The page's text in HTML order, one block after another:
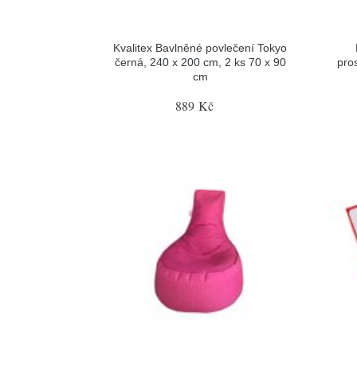
Kvalitex Bavlněné povlečení Tokyo
černá, 240 x 200 cm, 2 ks 70 x 90
cm
889 Kč